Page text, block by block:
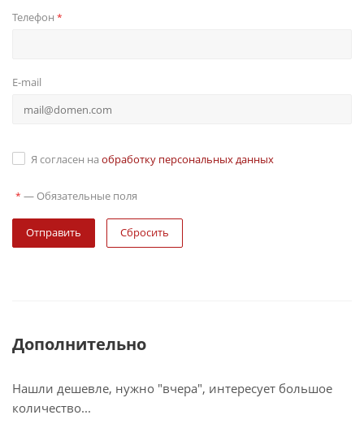
Телефон *
E-mail
Я согласен на обработку персональных данных
* — Обязательные поля
Сбросить
Дополнительно
Нашли дешевле, нужно "вчера", интересует большое
количество...